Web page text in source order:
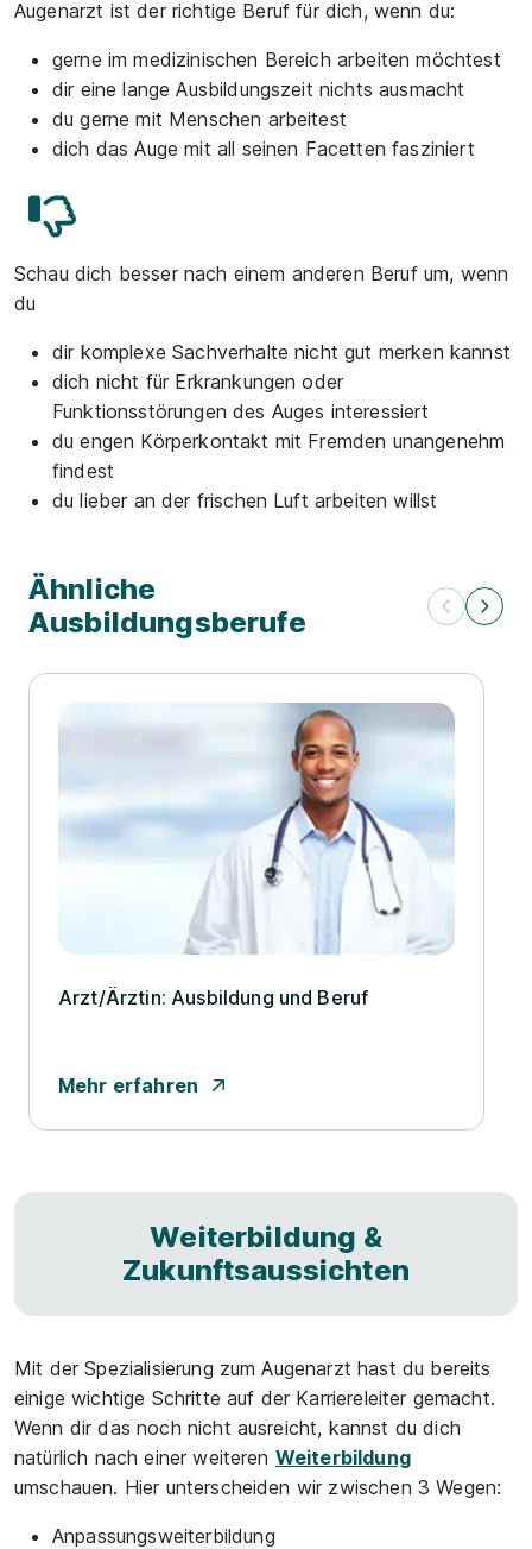
Augenarzt ist der richtige Beruf für dich, wenn du:
gerne im medizinischen Bereich arbeiten möchtest
dir eine lange Ausbildungszeit nichts ausmacht
du gerne mit Menschen arbeitest
dich das Auge mit all seinen Facetten fasziniert
Schau dich besser nach einem anderen Beruf um, wenn
du
dir komplexe Sachverhalte nicht gut merken kannst
dich nicht für Erkrankungen oder
Funktionsstörungen des Auges interessiert
du engen Körperkontakt mit Fremden unangenehm
findest
du lieber an der frischen Luft arbeiten willst
Ähnliche
Ausbildungsberufe
Arzt/­Ärztin: Ausbildung und Beruf
Mehr erfahren
Weiterbildung &
Zukunftsaussichten
Mit der Spezialisierung zum Augenarzt hast du bereits
einige wichtige Schritte auf der Karriereleiter gemacht.
Wenn dir das noch nicht ausreicht, kannst du dich
natürlich nach einer weiteren Weiterbildung
umschauen. Hier unterscheiden wir zwischen 3 Wegen:
Anpassungsweiterbildung